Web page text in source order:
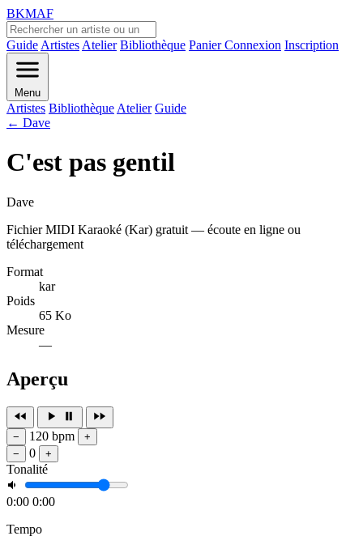
BKMAF
Guide Artistes Atelier Bibliothèque PanierConnexion Inscription
Menu
Artistes Bibliothèque Atelier Guide
← Dave
C'est pas gentil
Dave
Fichier MIDI Karaoké (Kar) gratuit — écoute en ligne ou
téléchargement
Format
kar
Poids
65 Ko
Mesure
—
Aperçu
− 120 bpm
+
−
0 +
Tonalité
0:00 0:00
Tempo